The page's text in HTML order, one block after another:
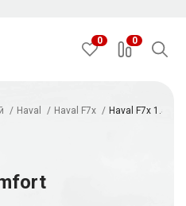
0 0
Haval Haval F7x Haval F7x 1.5